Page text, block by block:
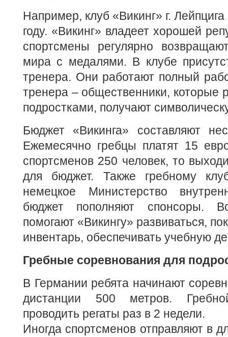
Например, клуб «Викинг» г.
году. «Викинг» владеет хорошей
спортсмены регулярно
мира с медалями. В клубе
тренера. Они работают полный
тренера – общественники, которые
подростками, получают
Бюджет «Викинга» составляют
Ежемесячно гребцы платят 15
спортсменов 250 человек, то
для бюджет. Также гребному
немецкое Министерство
бюджет пополняют спонсоры.
помогают «Викингу» развиваться,
инвентарь, обеспечивать учебную
Гребные соревнования для
В Германии ребята начинают
дистанции 500 метров.
проводить регаты раз в 2 недели.
Иногда спортсменов отправляют в